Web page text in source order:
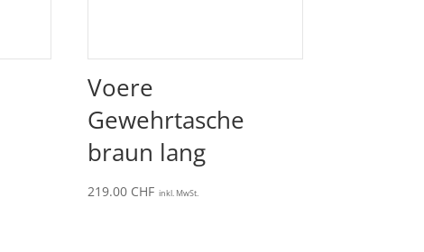
Voere
Gewehrtasche
braun lang
219.00 CHF inkl. MwSt.